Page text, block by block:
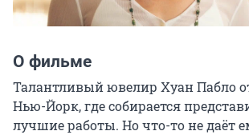
О фильме
Талантливый ювелир Хуан Пабло
Нью-Йорк, где собирается
лучшие работы. Но что-то не даёт